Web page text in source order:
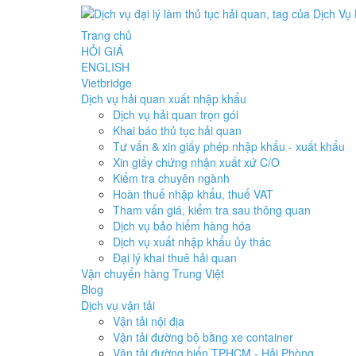
Trang chủ
HỎI GIÁ
ENGLISH
Vietbridge
Dịch vụ hải quan xuất nhập khẩu
Dịch vụ hải quan trọn gói
Khai báo thủ tục hải quan
Tư vấn & xin giấy phép nhập khẩu - xuất khẩu
Xin giấy chứng nhận xuất xứ C/O
Kiểm tra chuyên ngành
Hoàn thuế nhập khẩu, thuế VAT
Tham vấn giá, kiểm tra sau thông quan
Dịch vụ bảo hiểm hàng hóa
Dịch vụ xuất nhập khẩu ủy thác
Đại lý khai thuê hải quan
Vận chuyển hàng Trung Việt
Blog
Dịch vụ vận tải
Vận tải nội địa
Vận tải đường bộ bằng xe container
Vận tải đường biển TPHCM - Hải Phòng